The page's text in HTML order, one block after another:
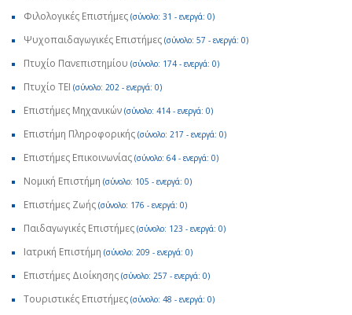
Φιλολογικές Επιστήμες (σύνολο: 31 - ενεργά: 0)
Ψυχοπαιδαγωγικές Επιστήμες (σύνολο: 57 - ενεργά: 0)
Πτυχίο Πανεπιστημίου (σύνολο: 174 - ενεργά: 0)
Πτυχίο ΤΕΙ (σύνολο: 202 - ενεργά: 0)
Επιστήμες Μηχανικών (σύνολο: 414 - ενεργά: 0)
Επιστήμη Πληροφορικής (σύνολο: 217 - ενεργά: 0)
Επιστήμες Επικοινωνίας (σύνολο: 64 - ενεργά: 0)
Νομική Επιστήμη (σύνολο: 105 - ενεργά: 0)
Επιστήμες Ζωής (σύνολο: 176 - ενεργά: 0)
Παιδαγωγικές Επιστήμες (σύνολο: 123 - ενεργά: 0)
Ιατρική Επιστήμη (σύνολο: 209 - ενεργά: 0)
Επιστήμες Διοίκησης (σύνολο: 257 - ενεργά: 0)
Τουριστικές Επιστήμες (σύνολο: 48 - ενεργά: 0)